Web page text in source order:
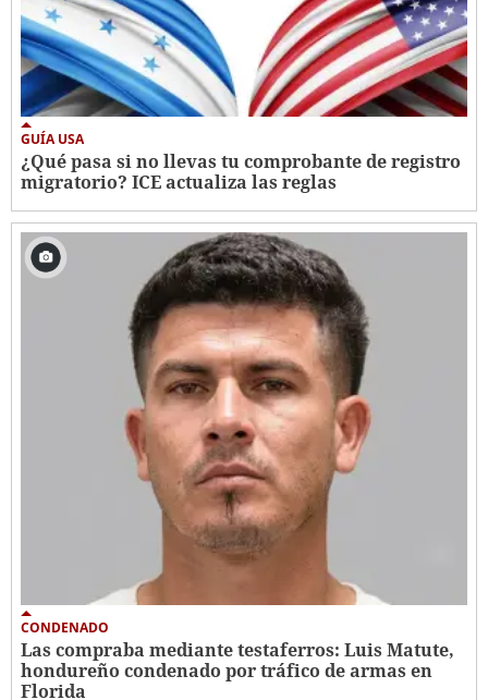
GUÍA USA
¿Qué pasa si no llevas tu comprobante de registro
migratorio? ICE actualiza las reglas
CONDENADO
Las compraba mediante testaferros: Luis Matute,
hondureño condenado por tráfico de armas en
Florida